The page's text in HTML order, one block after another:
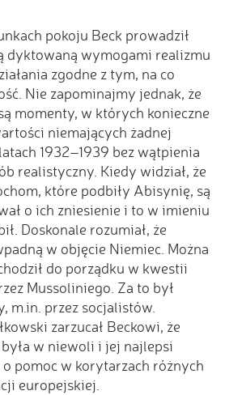
pokoju Beck prowadził
dyktowaną wymogami realizmu
zgodne z tym, na co
Nie zapominajmy jednak, że
momenty, w których konieczne
niemających żadnej
1932–1939 bez wątpienia
realistyczny. Kiedy widział, że
które podbiły Abisynię, są
o ich zniesienie i to w imieniu
Doskonale rozumiał, że
w objęcie Niemiec. Można
do porządku w kwestii
Mussoliniego. Za to był
m.in. przez socjalistów.
zarzucał Beckowi, że
w niewoli i jej najlepsi
pomoc w korytarzach różnych
europejskiej.